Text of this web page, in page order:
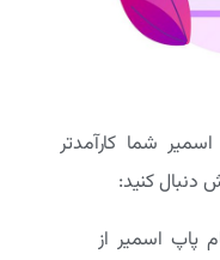
شما کارآمدتر
دنبال کنید:
پاپ اسمیر از